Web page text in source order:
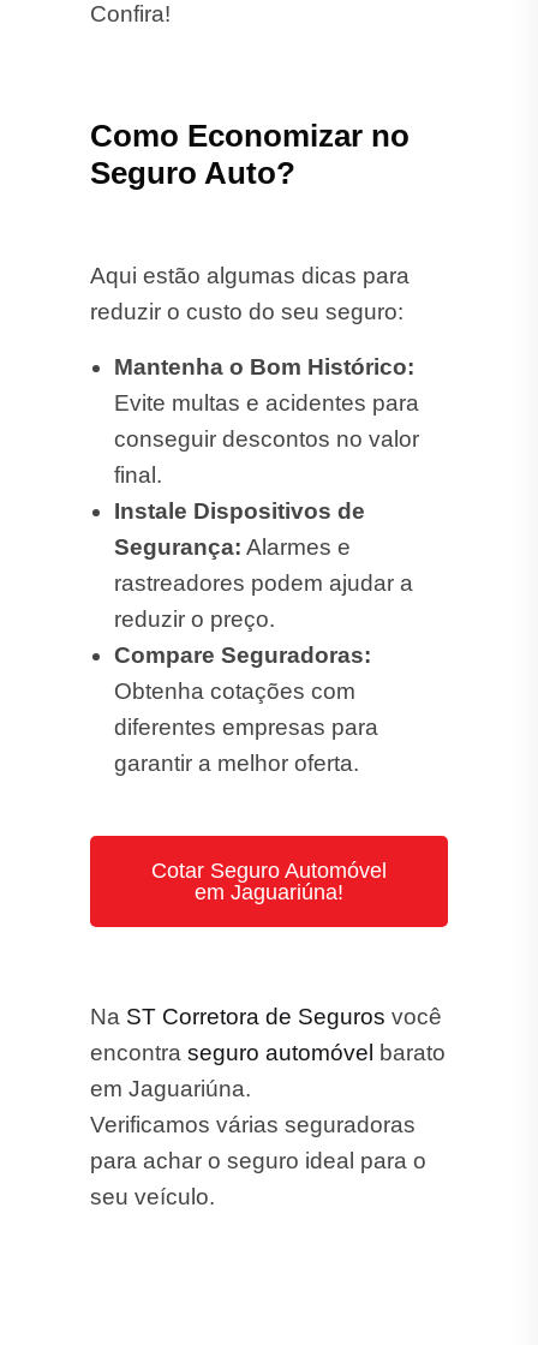
Confira!
Como Economizar no
Seguro Auto?
Aqui estão algumas dicas para
reduzir o custo do seu seguro:
Mantenha o Bom Histórico:
Evite multas e acidentes para
conseguir descontos no valor
final.
Instale Dispositivos de
Segurança: Alarmes e
rastreadores podem ajudar a
reduzir o preço.
Compare Seguradoras:
Obtenha cotações com
diferentes empresas para
garantir a melhor oferta.
Cotar Seguro Automóvel
em Jaguariúna!
Na ST Corretora de Seguros você
encontra seguro automóvel
barato
em Jaguariúna.
Verificamos várias seguradoras
para achar o seguro ideal para o
seu veículo.